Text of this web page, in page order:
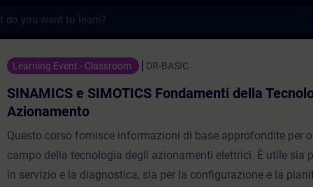
Fondamenti della Tecnologia
Learning Event - Classroom DR-BASIC
SINAMICS e SIMOTICS Fondamenti della
Azionamento
Questo corso fornisce informazioni di base approfondite per
campo della tecnologia degli azionamenti elettrici. È utile sia
in servizio e la diagnostica, sia per la configurazione e la